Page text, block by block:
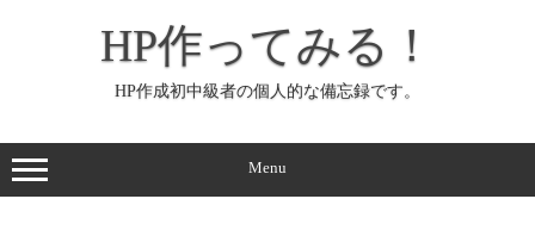
ッ
プ
HP作ってみる！
HP作成初中級者の個人的な備忘録です。
Menu